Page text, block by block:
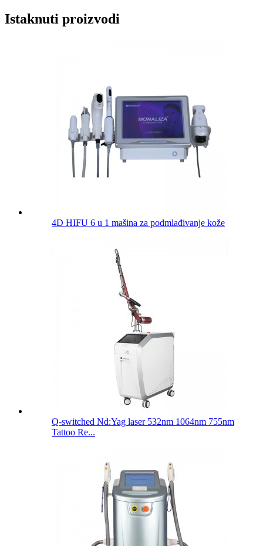
Istaknuti proizvodi
4D HIFU 6 u 1 mašina za podmlađivanje kože
Q-switched Nd:Yag laser 532nm 1064nm 755nm
Tattoo Re...